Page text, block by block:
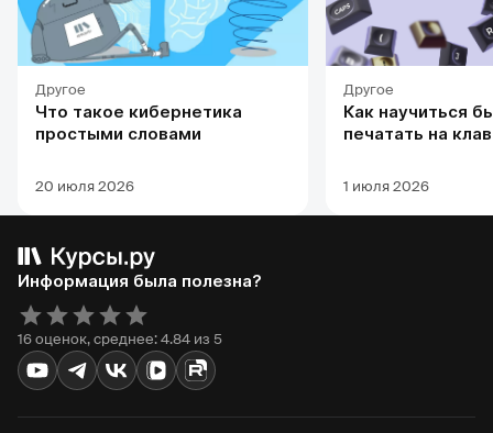
Другое
Что такое кибернетика
простыми словами
20 июля 2026
Другое
Как научиться
печатать на
1 июля 2026
Информация была полезна?
16 оценок, среднее: 4.84 из 5